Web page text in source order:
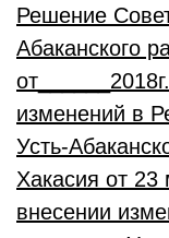
Решение
Абаканского
изменений в
Усть-
Хакасия от
внесении